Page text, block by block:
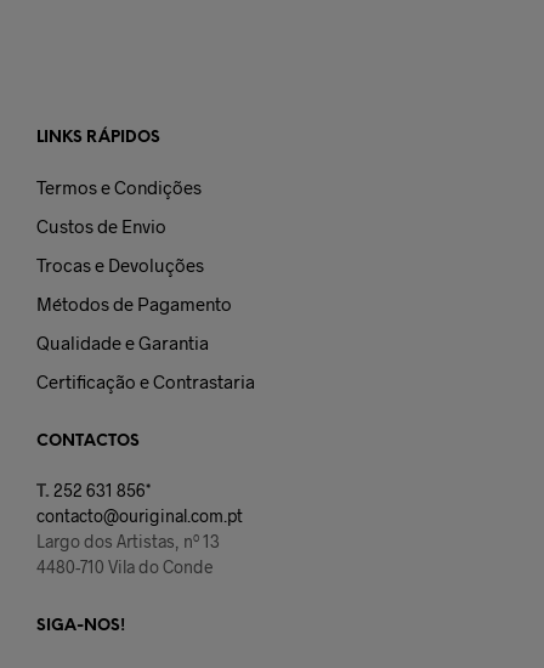
LINKS RÁPIDOS
Termos e Condições
Custos de Envio
Trocas e Devoluções
Métodos de Pagamento
Qualidade e Garantia
Certificação e Contrastaria
CONTACTOS
T. 252 631 856*
contacto@ouriginal.com.pt
Largo dos Artistas, nº 13
4480-710 Vila do Conde
SIGA-NOS!